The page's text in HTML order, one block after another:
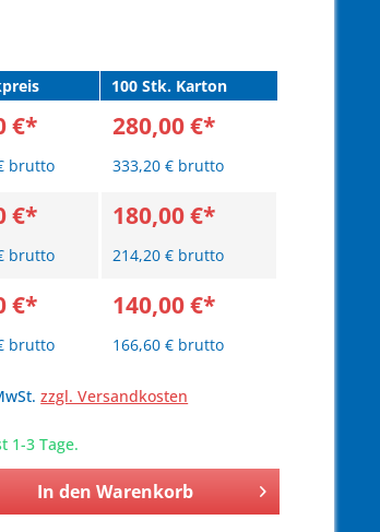
100 Stk. Karton
€*
brutto
280,00 €*
333,20 € brutto
€*
brutto
180,00 €*
214,20 € brutto
€*
brutto
140,00 €*
166,60 € brutto
zzgl. Versandkosten
1-3 Tage.
In den Warenkorb